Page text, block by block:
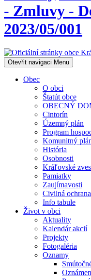
- Zmluvy -
2023/05/001
Otevřit navigaci Menu
Obec
O obci
Štatút obce
OBECNÝ
Cintorín
Územný plán
Program
Komunitný
História
Osobnosti
Kráľovské
Pamiatky
Zaujímavosti
Civilná ochrana
Info tabule
Život v obci
Aktuality
Kalendár akcií
Projekty
Fotogaléria
Oznamy